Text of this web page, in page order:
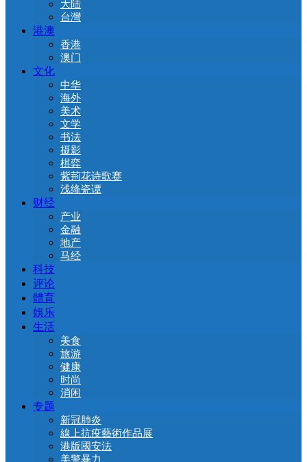
大陆
台灣
港澳
香港
澳门
文化
中华
海外
美术
文学
书法
摄影
棋弈
紫荊花诗歌赛
浅绛瓷谭
财经
产业
金融
地产
马经
科技
评论
體育
娛乐
生活
美食
旅游
健康
时尚
消闲
专题
新冠肺炎
線上抗疫藝術作品展
港版國安法
美警暴力